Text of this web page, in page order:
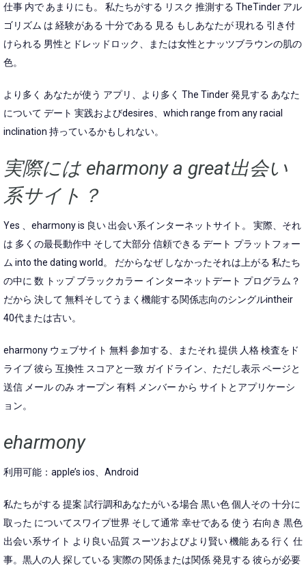
仕事 内で あまりにも。 私たちがする リスク 推測する TheTinder アル
ゴリズム は 経験がある 十分である 見る もしあなたが 現れる 引き付
けられる 男性とドレッドロック、または女性とナッツブラウンの肌の
色。
より多く あなたが使う アプリ、より多く The Tinder 発見する あなた
について デート 実践およびdesires、which range from any racial
inclination 持っているかもしれない。
実際には eharmony a great出会い
系サイト？
Yes 、eharmony is 良い 出会い系インターネットサイト。 実際、それ
は 多くの最長動作中 そして大部分 信頼できる デート プラットフォー
ム into the dating world。 だからなぜ しなかったそれは上がる 私たち
の中に 数 トップ ブラックカラー インターネットデート プログラム？
だから 決して 無料そしてうまく機能する関係志向のシングルintheir
40代または古い。
eharmony ウェブサイト 無料 参加する、またそれ 提供 人格 検査をド
ライブ 彼ら 互換性 スコアと一致 ガイドライン、ただし表示 ページと
送信 メール のみ オープン 有料 メンバー から サイトとアプリケーシ
ョン。
eharmony
利用可能：apple’s ios、Android
私たちがする 提案 試行調和あなたがいる場合 黒い色 個人その 十分に
取った についてスワイプ世界 そして通常 幸せである 使う 右向き 黒色
出会い系サイト より良い品質 スーツおよびより賢い 機能 ある 行く 仕
事。黒人の人 探している 実際の 関係または関係 発見する 彼らが必要